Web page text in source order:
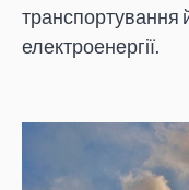
транспортування
електроенергії.